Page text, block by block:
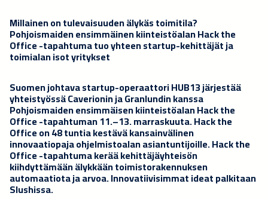
Millainen on tulevaisuuden älykäs toimitila?
Pohjoismaiden ensimmäinen kiinteistöalan Hack the
Office -tapahtuma tuo yhteen startup-kehittäjät ja
toimialan isot yritykset
Suomen johtava startup-operaattori HUB13 järjestää
yhteistyössä Caverionin ja Granlundin kanssa
Pohjoismaiden ensimmäisen kiinteistöalan Hack the
Office -tapahtuman 11.–13. marraskuuta. Hack the
Office on 48 tuntia kestävä kansainvälinen
innovaatiopaja ohjelmistoalan asiantuntijoille. Hack the
Office -tapahtuma kerää kehittäjäyhteisön
kiihdyttämään älykkään toimistorakennuksen
automaatiota ja arvoa. Innovatiivisimmat ideat palkitaan
Slushissa.